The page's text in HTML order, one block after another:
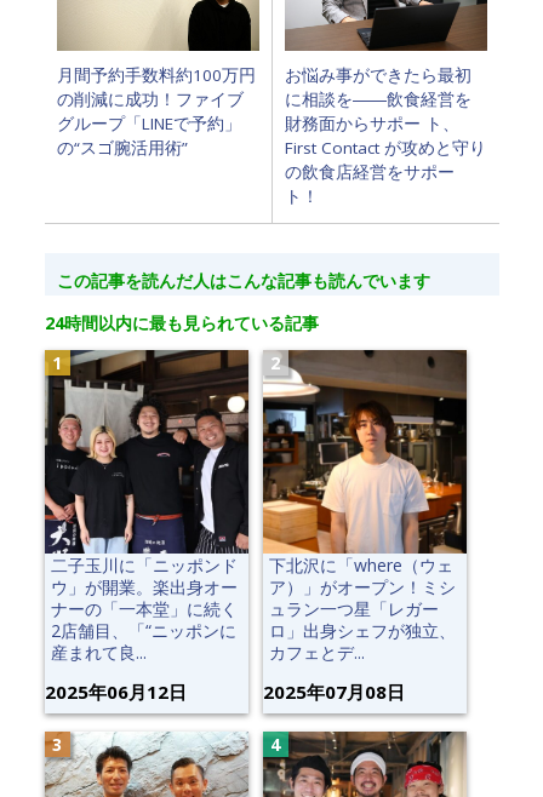
月間予約手数料約100万円
の削減に成功！ファイブ
グループ「LINEで予約」
の“スゴ腕活用術”
お悩み事ができたら最初
に相談を――飲食経営を
財務面からサポー ト、
First Contact が攻めと守り
の飲食店経営をサポー
ト！
この記事を読んだ人はこんな記事も読んでいます
24時間以内に最も見られている記事
二子玉川に「ニッポンド
ウ」が開業。楽出身オー
ナーの「一本堂」に続く
2店舗目、「“ニッポンに
産まれて良...
2025年06月12日
下北沢に「where（ウェ
ア）」がオープン！ミシ
ュラン一つ星「レガー
ロ」出身シェフが独立、
カフェとデ...
2025年07月08日